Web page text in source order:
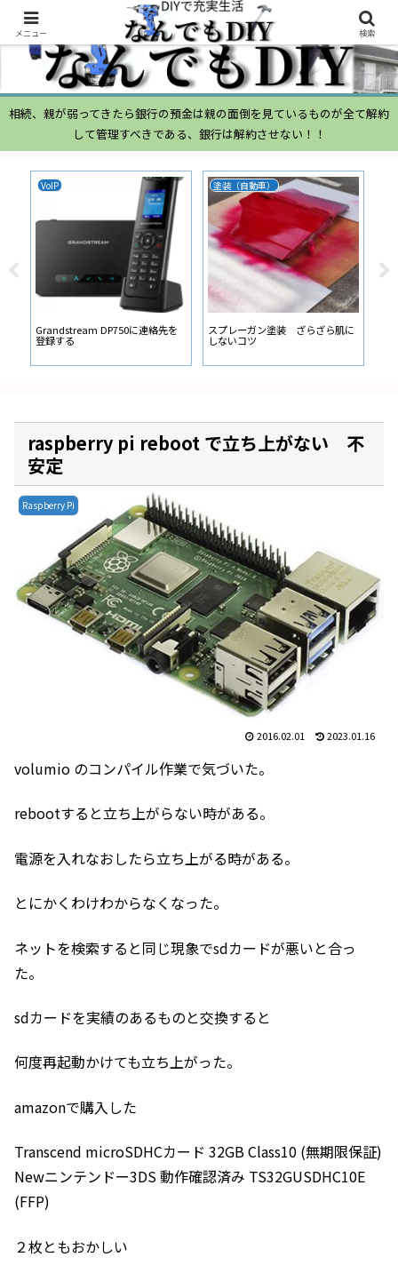
相続、親が弱ってきたら銀行の預金は親の面倒を見ているものが全て解約
して管理すべきである、銀行は解約させない！！
VoIP
Grandstream DP750に連絡先を
登録する
塗装（自動車）
スプレーガン塗装 ざらざら肌に
しないコツ
ム
raspberry pi reboot で立ち上がない 不
安定
Raspberry Pi
2016.02.01 2023.01.16
volumio のコンパイル作業で気づいた。
rebootすると立ち上がらない時がある。
電源を入れなおしたら立ち上がる時がある。
とにかくわけわからなくなった。
ネットを検索すると同じ現象でsdカードが悪いと合っ
た。
sdカードを実績のあるものと交換すると
何度再起動かけても立ち上がった。
amazonで購入した
Transcend microSDHCカード 32GB Class10 (無期限保証)
Newニンテンドー3DS 動作確認済み TS32GUSDHC10E
(FFP)
２枚ともおかしい
メニュー 検索